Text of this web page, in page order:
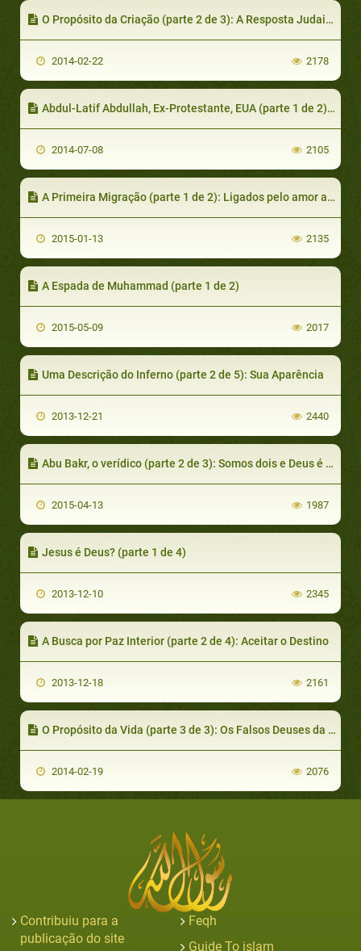
O Propósito da Criação (parte 2 de 3): A Resposta Judaico-Cristã
2014-02-22 2178
Abdul-Latif Abdullah, Ex-Protestante, EUA (parte 1 de 2): Aprendendo sobre o Islã
2014-07-08 2105
A Primeira Migração (parte 1 de 2): Ligados pelo amor ao profeta Jesus
2015-01-13 2135
A Espada de Muhammad (parte 1 de 2)
2015-05-09 2017
Uma Descrição do Inferno (parte 2 de 5): Sua Aparência
2013-12-21 2440
Abu Bakr, o verídico (parte 2 de 3): Somos dois e Deus é o terceiro
2015-04-13 1987
Jesus é Deus? (parte 1 de 4)
2013-12-10 2345
A Busca por Paz Interior (parte 2 de 4): Aceitar o Destino
2013-12-18 2161
O Propósito da Vida (parte 3 de 3): Os Falsos Deuses da Modernidade
2014-02-19 2076
Contribuiu para a
publicação do site
Feqh
Guide To islam